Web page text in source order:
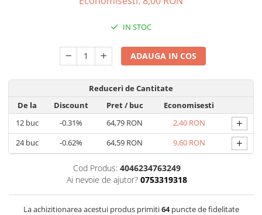
IN STOC
ADAUGA IN COS
Reduceri de Cantitate
De la
Discount Pret/ buc
Economisesti
12buc -0.31% 64,79 RON 2,40 RON +
24buc -0.62% 64,59 RON 9,60 RON +
Cod Produs: 4046234763249
Ai nevoie de ajutor? 0753319318
La achizitionarea acestui produs primiti64puncte de fidelitate